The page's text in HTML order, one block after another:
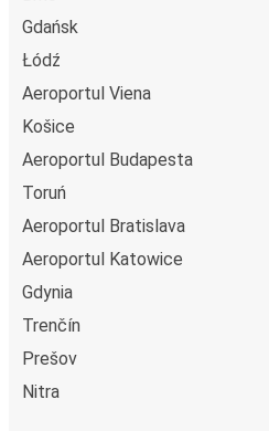
Gdańsk
Łódź
Aeroportul Viena
Košice
Aeroportul Budapesta
Toruń
Aeroportul Bratislava
Aeroportul Katowice
Gdynia
Trenčín
Prešov
Nitra